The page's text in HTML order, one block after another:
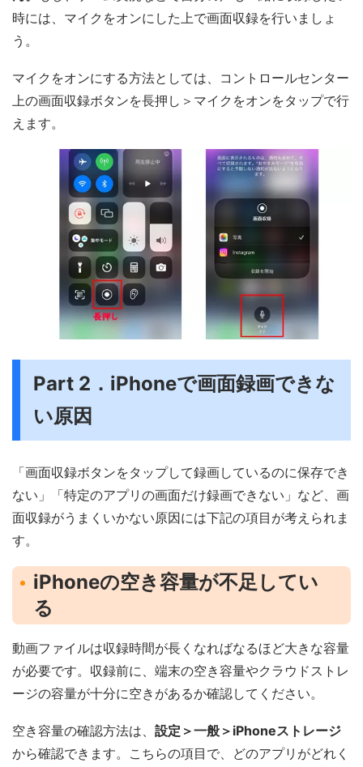
時には、マイクをオンにした上で画面収録を行いましょ
う。
マイクをオンにする方法としては、コントロールセンター
上の画面収録ボタンを長押し＞マイクをオンをタップで行
えます。
Part 2．iPhoneで画面録画できな
い原因
「画面収録ボタンをタップして録画しているのに保存でき
ない」「特定のアプリの画面だけ録画できない」など、画
面収録がうまくいかない原因には下記の項目が考えられま
す。
iPhoneの空き容量が不足してい
る
動画ファイルは収録時間が長くなればなるほど大きな容量
が必要です。収録前に、端末の空き容量やクラウドストレ
ージの容量が十分に空きがあるか確認してください。
空き容量の確認方法は、 設定＞一般＞iPhoneストレージ
から確認できます。こちらの項目で、どのアプリがどれく